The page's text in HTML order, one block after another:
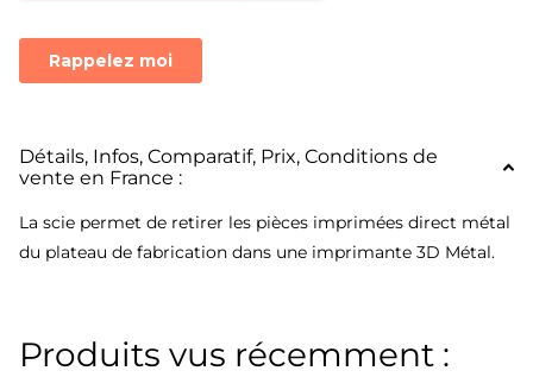
Détails, Infos, Comparatif, Prix, Conditions de
vente en France :
La scie permet de retirer les pièces imprimées direct métal
du plateau de fabrication dans une imprimante 3D Métal.
Produits vus récemment :